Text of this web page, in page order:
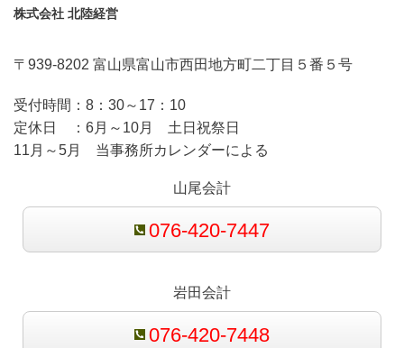
株式会社 北陸経営
〒939-8202 富山県富山市西田地方町二丁目５番５号
受付時間： 8：30～17：10
定休日 ： 6月～10月 土日祝祭日
11月～5月 当事務所カレンダーによる
山尾会計
076-420-7447
岩田会計
076-420-7448